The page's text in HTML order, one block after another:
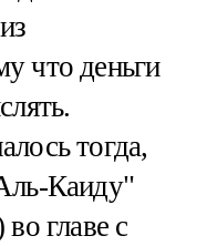
что деньги
тогда,
Каиду"
главе с